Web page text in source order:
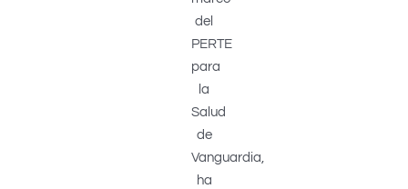
del
PERTE
para
la
Salud
de
Vanguardia,
ha